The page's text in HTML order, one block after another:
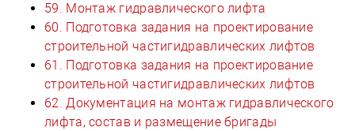
59. Монтаж гидравлического лифта
60. Подготовка задания на проектирование
строительной частигидравлических лифтов
61. Подготовка задания на проектирование
строительной частигидравлических лифтов
62. Документация на монтаж гидравлического
лифта, состав и размещение бригады